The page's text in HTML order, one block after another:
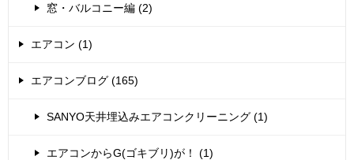
窓・バルコニー編 (2)
エアコン (1)
エアコンブログ (165)
SANYO天井埋込みエアコンクリーニング (1)
エアコンからG(ゴキブリ)が！ (1)